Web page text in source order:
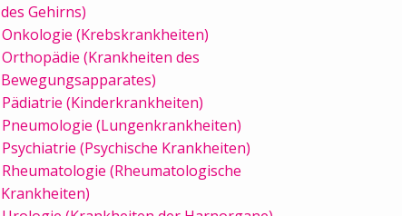
des Gehirns)
Onkologie (Krebskrankheiten)
Orthopädie (Krankheiten des
Bewegungsapparates)
Pädiatrie (Kinderkrankheiten)
Pneumologie (Lungenkrankheiten)
Psychiatrie (Psychische Krankheiten)
Rheumatologie (Rheumatologische
Krankheiten)